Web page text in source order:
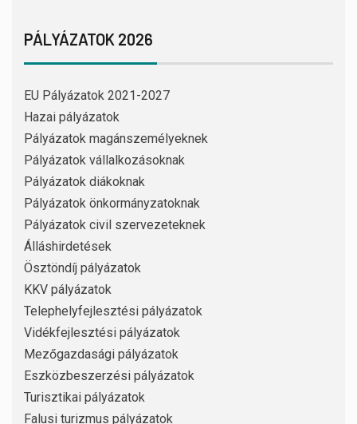
PÁLYÁZATOK 2026
EU Pályázatok 2021-2027
Hazai pályázatok
Pályázatok magánszemélyeknek
Pályázatok vállalkozásoknak
Pályázatok diákoknak
Pályázatok önkormányzatoknak
Pályázatok civil szervezeteknek
Álláshirdetések
Ösztöndíj pályázatok
KKV pályázatok
Telephelyfejlesztési pályázatok
Vidékfejlesztési pályázatok
Mezőgazdasági pályázatok
Eszközbeszerzési pályázatok
Turisztikai pályázatok
Falusi turizmus pályázatok